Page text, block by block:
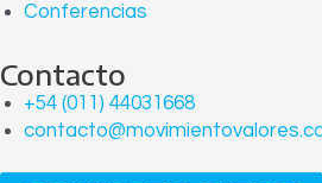
Conferencias
Contacto
+54 (011) 44031668